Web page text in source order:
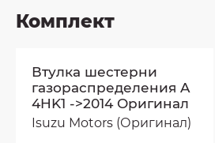
Комплект
Втулка шестерни
газораспределения A
4HK1 ->2014 Оригинал
Isuzu Motors (Оригинал)